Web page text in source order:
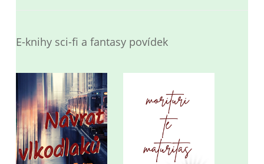
E-knihy sci-fi a fantasy povídek